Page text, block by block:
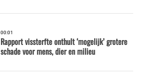
00:01
Rapport vissterfte onthult ‘mogelijk’ grotere
schade voor mens, dier en milieu